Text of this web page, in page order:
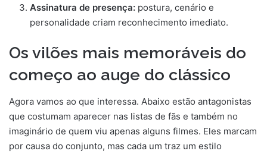
Assinatura de presença: postura, cenário e
personalidade criam reconhecimento imediato.
Os vilões mais memoráveis do
começo ao auge do clássico
Agora vamos ao que interessa. Abaixo estão antagonistas
que costumam aparecer nas listas de fãs e também no
imaginário de quem viu apenas alguns filmes. Eles marcam
por causa do conjunto, mas cada um traz um estilo